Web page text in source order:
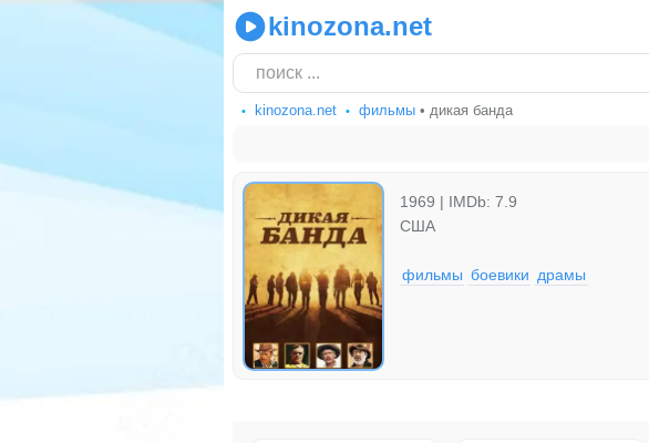
kinozona.net
kinozona.net фильмы• дикая банда
1969 | IMDb: 7.9
США
фильмы боевики драмы